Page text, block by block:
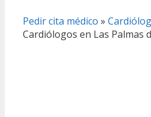
Pedir cita médico »
Cardiólogos en Las Palmas